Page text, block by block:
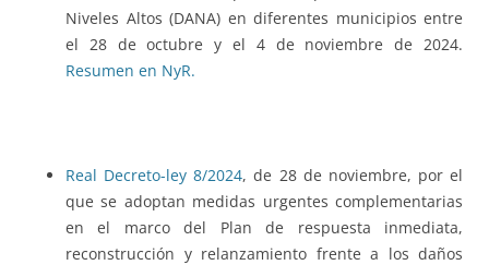
Niveles Altos (DANA) en diferentes municipios entre
el 28 de octubre y el 4 de noviembre de 2024.
Resumen en NyR.
Real Decreto-ley 8/2024, de 28 de noviembre, por el
que se adoptan medidas urgentes complementarias
en el marco del Plan de respuesta inmediata,
reconstrucción y relanzamiento frente a los daños